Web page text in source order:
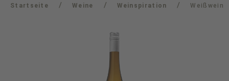
Startseite / Weine / Weinspiration / Weißwein